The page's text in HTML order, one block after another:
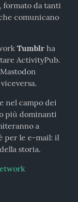
formato da tanti
comunicano
Tumblr ha
ActivityPub.
nel campo dei
più dominanti
a
per le e-mail: il
storia.